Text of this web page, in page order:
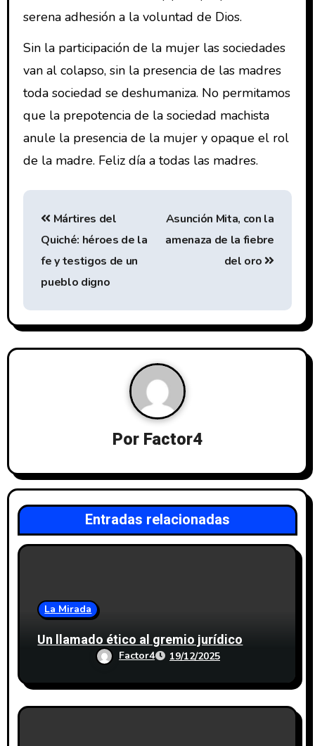
serena adhesión a la voluntad de Dios.
Sin la participación de la mujer las sociedades
van al colapso, sin la presencia de las madres
toda sociedad se deshumaniza. No permitamos
que la prepotencia de la sociedad machista
anule la presencia de la mujer y opaque el rol
de la madre. Feliz día a todas las madres.
Mártires del
Quiché: héroes de la
fe y testigos de un
pueblo digno
Asunción Mita, con la
amenaza de la fiebre
del oro
Por Factor4
Entradas relacionadas
La Mirada
Un llamado ético al gremio jurídico
Factor4 19/12/2025